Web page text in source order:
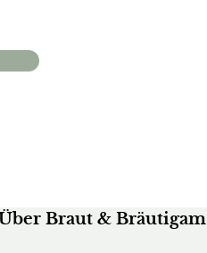
Braut & Bräutigam